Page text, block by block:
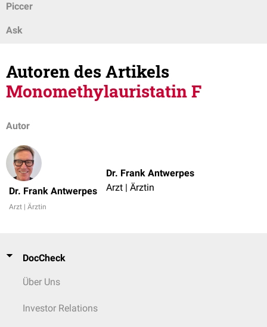
Piccer
Ask
Autoren des Artikels
Monomethylauristatin F
Autor
Dr. Frank Antwerpes
Arzt | Ärztin
Dr. Frank Antwerpes
Arzt | Ärztin
DocCheck
Über Uns
Investor Relations